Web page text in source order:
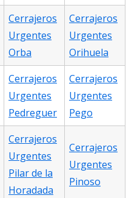
Cerrajeros
Urgentes
Orba
Cerrajeros
Urgentes
Orihuela
Cerrajeros
Urgentes
Pedreguer
Cerrajeros
Urgentes
Pego
Cerrajeros
Urgentes
Pilar de la
Horadada
Cerrajeros
Urgentes
Pinoso